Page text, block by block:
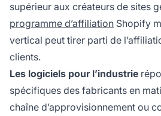
supérieur aux créateurs de sites
programme d’affiliation Shopify
vertical peut tirer parti de
clients.
Les logiciels pour l’industrie
spécifiques des fabricants en
chaîne d’approvisionnement ou